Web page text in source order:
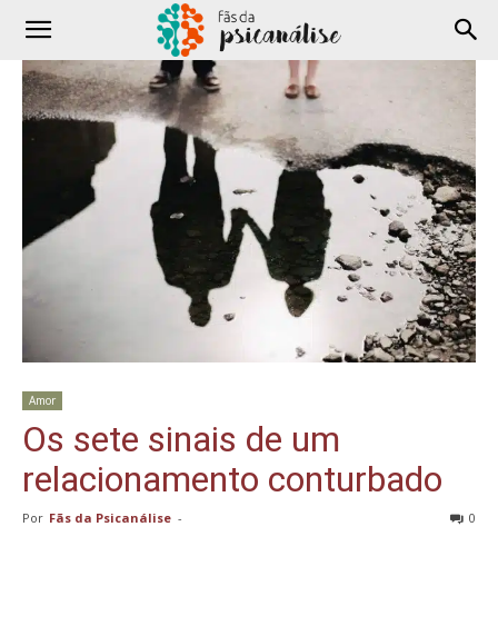
Amor
Os sete sinais de um
relacionamento conturbado
Por Fãs da Psicanálise - 0